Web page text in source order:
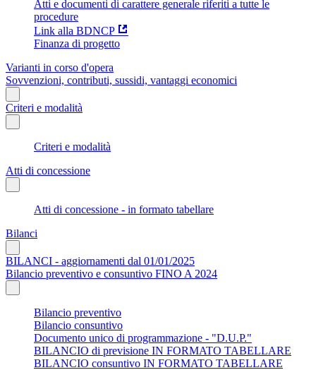
Atti e documenti di carattere generale riferiti a tutte le
procedure
Link alla BDNCP
Finanza di progetto
Varianti in corso d'opera
Sovvenzioni, contributi, sussidi, vantaggi economici
Criteri e modalità
Criteri e modalità
Atti di concessione
Atti di concessione - in formato tabellare
Bilanci
BILANCI - aggiornamenti dal 01/01/2025
Bilancio preventivo e consuntivo FINO A 2024
Bilancio preventivo
Bilancio consuntivo
Documento unico di programmazione - "D.U.P."
BILANCIO di previsione IN FORMATO TABELLARE
BILANCIO consuntivo IN FORMATO TABELLARE